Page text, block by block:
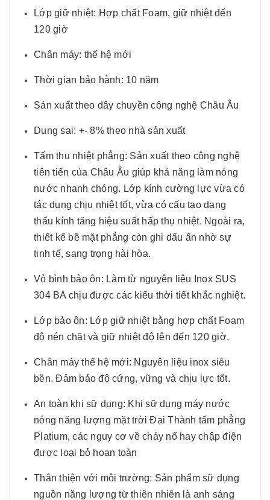
Lớp giữ nhiệt: Hợp chất Foam, giữ nhiệt đến
120 giờ
Chân máy: thế hệ mới
Thời gian bảo hành: 10 năm
Sản xuất theo dây chuyền công nghệ Châu Âu
Dung sai: +- 8% theo nhà sản xuất
Tấm thu nhiệt phẳng: Sản xuất theo công nghệ
tiên tiến của Châu Âu giúp khả năng làm nóng
nước nhanh chóng. Lớp kính cường lực vừa có
tác dụng chịu nhiệt tốt, vừa có cấu tạo dạng
thấu kính tăng hiệu suất hấp thụ nhiệt. Ngoài ra,
thiết kế bề mặt phẳng còn ghi dấu ấn nhờ sự
tinh tế, sang trọng hài hòa.
Vỏ bình bảo ôn: Làm từ nguyên liệu Inox SUS
304 BA chịu được các kiểu thời tiết khắc nghiệt.
Lớp bảo ôn: Lớp giữ nhiệt bằng hợp chất Foam
độ nén chặt và giữ nhiệt độ lên đến 120 giờ.
Chân máy thế hệ mới: Nguyên liệu inox siêu
bền. Đảm bảo độ cứng, vững và chịu lực tốt.
An toàn khi sữ dụng: Khi sữ dụng máy nước
nóng năng lượng mặt trời Đại Thành tấm phẳng
Platium, các nguy cơ về cháy nổ hay chập điện
được loại bỏ hoan toàn
Thân thiện với môi trường: Sản phẩm sữ dụng
nguồn năng lượng từ thiên nhiên là anh sáng